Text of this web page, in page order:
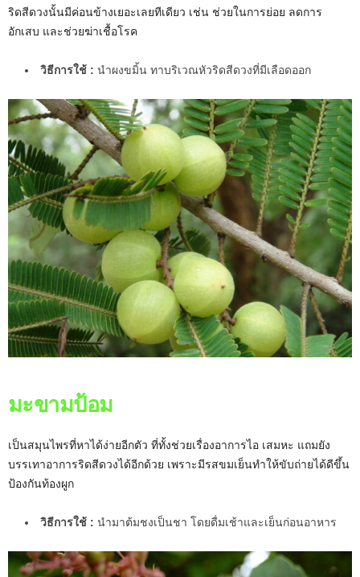
ริดสีดวงนั้นมีค่อนข้างเยอะเลยทีเดียว เช่น ช่วยในการย่อย ลดการ
อักเสบ และช่วยฆ่าเชื้อโรค
วิธีการใช้ : นำผงขมิ้น ทาบริเวณหัวริดสีดวงที่มีเลือดออก
มะขามป้อม
เป็นสมุนไพรที่หาได้ง่ายอีกตัว ที่ทั้งช่วยเรื่องอาการไอ เสมหะ แถมยัง
บรรเทาอาการริดสีดวงได้อีกด้วย เพราะมีรสขมเย็นทำให้ขับถ่ายได้ดีขึ้น
ป้องกันท้องผูก
วิธีการใช้ : นำมาต้มชงเป็นชา โดยดื่มเช้าและเย็นก่อนอาหาร